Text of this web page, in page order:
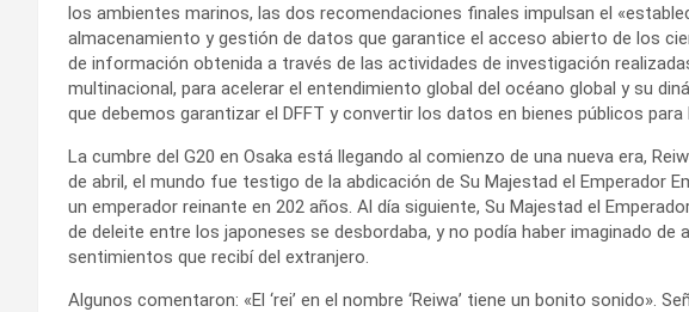
los ambientes marinos, las dos recomendaciones finales impulsan el
almacenamiento y gestión de datos que garantice el acceso abierto de los
de información obtenida a través de las actividades de investigación
multinacional, para acelerar el entendimiento global del océano global y su
que debemos garantizar el DFFT y convertir los datos en bienes públicos
La cumbre del G20 en Osaka está llegando al comienzo de una nueva era,
de abril, el mundo fue testigo de la abdicación de Su Majestad el Emperador
un emperador reinante en 202 años. Al día siguiente, Su Majestad el
de deleite entre los japoneses se desbordaba, y no podía haber imaginado de
sentimientos que recibí del extranjero.
Algunos comentaron: «El ‘rei’ en el nombre ‘Reiwa’ tiene un bonito sonido».